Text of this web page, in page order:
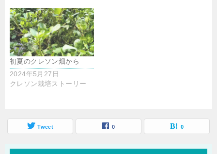
初夏のクレソン畑から
2024年5月27日
クレソン栽培ストーリー
Tweet 0 0